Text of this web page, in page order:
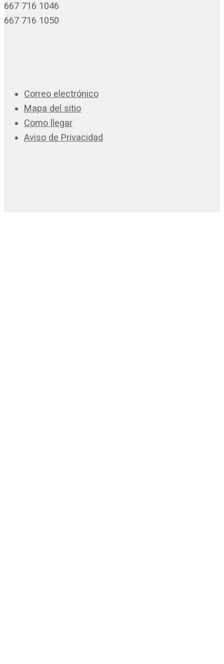
667 716 1046
667 716 1050
Correo electrónico
Mapa del sitio
Como llegar
Aviso de Privacidad